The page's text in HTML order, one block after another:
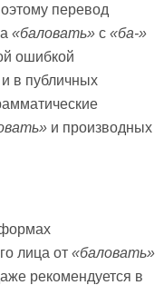
перевод
«баловать» с «ба-»
ошибкой
в публичных
и производных
лица от «баловать»
рекомендуется в